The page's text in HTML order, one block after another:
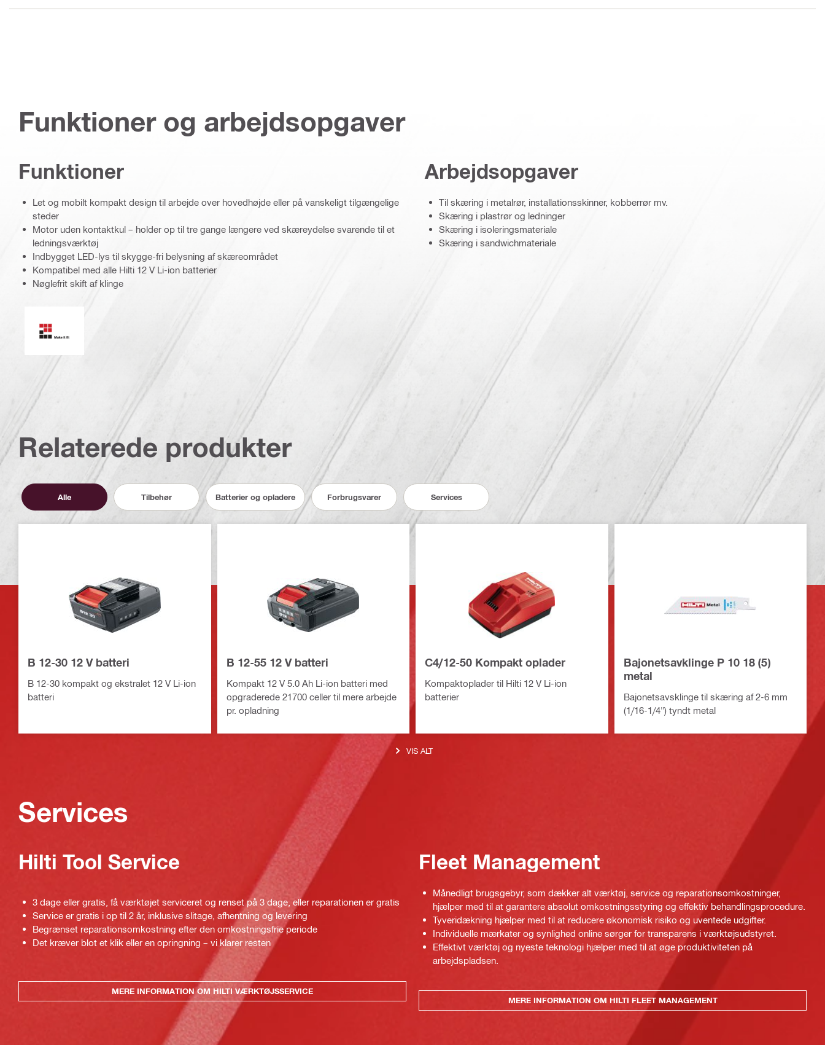
Funktioner og arbejdsopgaver
Funktioner
Let og mobilt kompakt design til arbejde over hovedhøjde eller på vanskeligt tilgængelige
steder
Motor uden kontaktkul – holder op til tre gange længere ved skæreydelse svarende til et
ledningsværktøj
Indbygget LED-lys til skygge-fri belysning af skæreområdet
Kompatibel med alle Hilti 12 V Li-ion batterier
Nøglefrit skift af klinge
Arbejdsopgaver
Til skæring i metalrør, installationsskinner, kobberrør mv.
Skæring i plastrør og ledninger
Skæring i isoleringsmateriale
Skæring i sandwichmateriale
Relaterede produkter
Alle Tilbehør Batterier og opladere Forbrugsvarer Services
B 12-30 12 V batteri
B 12-30 kompakt og ekstralet 12 V Li-ion
batteri
B 12-55 12 V batteri
Kompakt 12 V 5.0 Ah Li-ion batteri med
opgraderede 21700 celler til mere arbejde
pr. opladning
C4/12-50 Kompakt oplader
Kompaktoplader til Hilti 12 V Li-ion
batterier
Bajonetsavklinge P 10 18 (5)
metal
Bajonetsavsklinge til skæring af 2-6 mm
(1/16-1/4") tyndt metal
VIS ALT
Services
Hilti Tool Service
3 dage eller gratis, få værktøjet serviceret og renset på 3 dage, eller reparationen er gratis
Service er gratis i op til 2 år, inklusive slitage, afhentning og levering
Begrænset reparationsomkostning efter den omkostningsfrie periode
Det kræver blot et klik eller en opringning – vi klarer resten
MERE INFORMATION OM HILTI VÆRKTØJSSERVICE
Fleet Management
Månedligt brugsgebyr, som dækker alt værktøj, service og reparationsomkostninger,
hjælper med til at garantere absolut omkostningsstyring og effektiv behandlingsprocedure.
Tyveridækning hjælper med til at reducere økonomisk risiko og uventede udgifter.
Individuelle mærkater og synlighed online sørger for transparens i værktøjsudstyret.
Effektivt værktøj og nyeste teknologi hjælper med til at øge produktiviteten på
arbejdspladsen.
MERE INFORMATION OM HILTI FLEET MANAGEMENT